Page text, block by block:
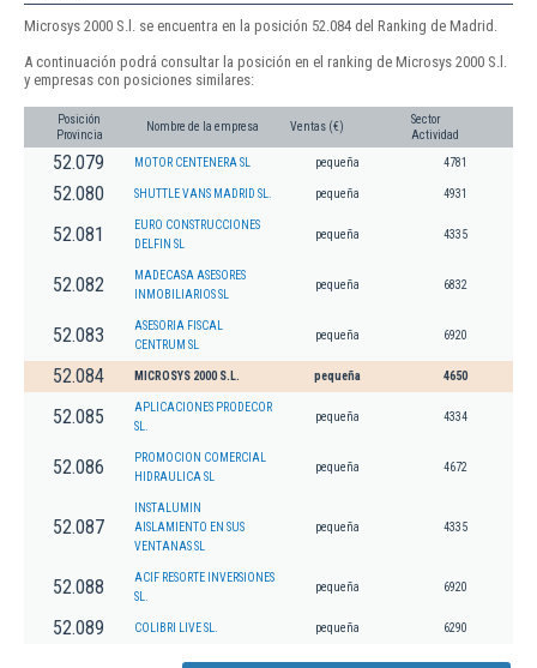
Microsys 2000 S.l. se encuentra en la posición 52.084 del Ranking de Madrid.
A continuación podrá consultar la posición en el ranking de Microsys 2000 S.l.
y empresas con posiciones similares:
Posición
Provincia
Nombre de la empresa Ventas (€)
Sector
Actividad
52.079 MOTOR CENTENERA SL pequeña 4781
52.080 SHUTTLE VANS MADRID SL. pequeña 4931
52.081
EURO CONSTRUCCIONES
DELFIN SL
pequeña 4335
52.082
MADECASA ASESORES
INMOBILIARIOS SL
pequeña 6832
52.083
ASESORIA FISCAL
CENTRUM SL
pequeña 6920
52.084 MICROSYS 2000 S.L. pequeña 4650
52.085
APLICACIONES PRODECOR
SL.
pequeña 4334
52.086
PROMOCION COMERCIAL
HIDRAULICA SL
pequeña 4672
52.087
INSTALUMIN
AISLAMIENTO EN SUS
VENTANAS SL
pequeña 4335
52.088
ACIF RESORTE INVERSIONES
SL.
pequeña 6920
52.089 COLIBRI LIVE SL. pequeña 6290